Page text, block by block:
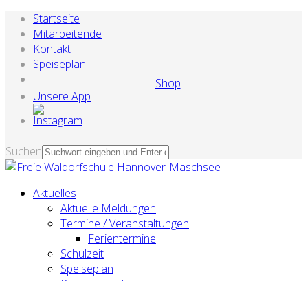
Startseite
Mitarbeitende
Kontakt
Speiseplan
Shop
Unsere App
Suchen
Aktuelles
Aktuelle Meldungen
Termine / Veranstaltungen
Ferientermine
Schulzeit
Speiseplan